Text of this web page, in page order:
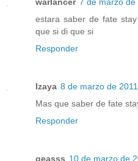
estara saber de fate
que si di que si
Responder
Izaya 8 de marzo de
Mas que saber de fate
Responder
geasss 10 de marzo de